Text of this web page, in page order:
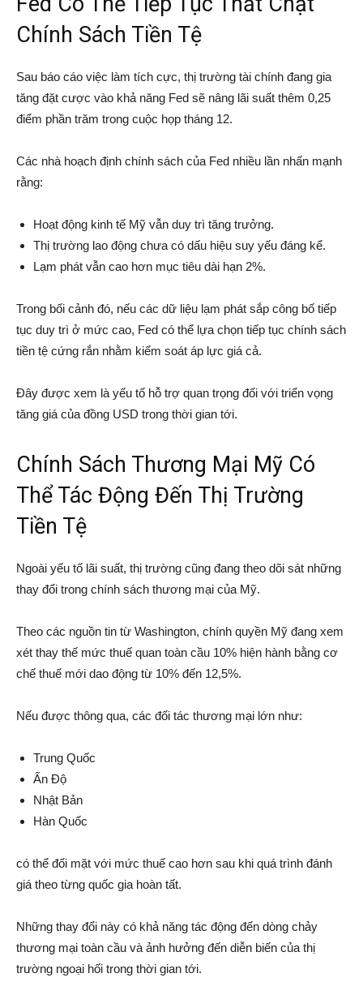
Chính Sách Tiền Tệ
Sau báo cáo việc làm tích cực, thị trường tài chính đang gia
tăng đặt cược vào khả năng Fed sẽ nâng lãi suất thêm 0,25
điểm phần trăm trong cuộc họp tháng 12.
Các nhà hoạch định chính sách của Fed nhiều lần nhấn mạnh
rằng:
Hoạt động kinh tế Mỹ vẫn duy trì tăng trưởng.
Thị trường lao động chưa có dấu hiệu suy yếu đáng kể.
Lạm phát vẫn cao hơn mục tiêu dài hạn 2%.
Trong bối cảnh đó, nếu các dữ liệu lạm phát sắp công bố tiếp
tục duy trì ở mức cao, Fed có thể lựa chọn tiếp tục chính sách
tiền tệ cứng rắn nhằm kiểm soát áp lực giá cả.
Đây được xem là yếu tố hỗ trợ quan trọng đối với triển vọng
tăng giá của đồng USD trong thời gian tới.
Chính Sách Thương Mại Mỹ Có
Thể Tác Động Đến Thị Trường
Tiền Tệ
Ngoài yếu tố lãi suất, thị trường cũng đang theo dõi sát những
thay đổi trong chính sách thương mại của Mỹ.
Theo các nguồn tin từ Washington, chính quyền Mỹ đang xem
xét thay thế mức thuế quan toàn cầu 10% hiện hành bằng cơ
chế thuế mới dao động từ 10% đến 12,5%.
Nếu được thông qua, các đối tác thương mại lớn như:
Trung Quốc
Ấn Độ
Nhật Bản
Hàn Quốc
có thể đối mặt với mức thuế cao hơn sau khi quá trình đánh
giá theo từng quốc gia hoàn tất.
Những thay đổi này có khả năng tác động đến dòng chảy
thương mại toàn cầu và ảnh hưởng đến diễn biến của thị
trường ngoại hối trong thời gian tới.